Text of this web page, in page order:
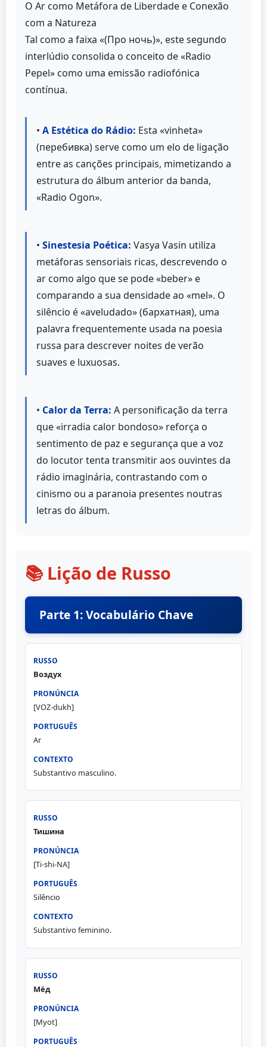
O Ar como Metáfora de Liberdade e Conexão
com a Natureza
Tal como a faixa «(Про ночь)», este segundo
interlúdio consolida o conceito de «Radio
Pepel» como uma emissão radiofónica
contínua.
• A Estética do Rádio: Esta «vinheta»
(перебивка) serve como um elo de ligação
entre as canções principais, mimetizando a
estrutura do álbum anterior da banda,
«Radio Ogon».
• Sinestesia Poética: Vasya Vasin utiliza
metáforas sensoriais ricas, descrevendo o
ar como algo que se pode «beber» e
comparando a sua densidade ao «mel». O
silêncio é «aveludado» (бархатная), uma
palavra frequentemente usada na poesia
russa para descrever noites de verão
suaves e luxuosas.
• Calor da Terra: A personificação da terra
que «irradia calor bondoso» reforça o
sentimento de paz e segurança que a voz
do locutor tenta transmitir aos ouvintes da
rádio imaginária, contrastando com o
cinismo ou a paranoia presentes noutras
letras do álbum.
📚 Lição de Russo
Parte 1: Vocabulário Chave
Воздух
[VOZ-dukh]
Ar
Substantivo masculino.
Тишина
[Ti-shi-NA]
Silêncio
Substantivo feminino.
Мёд
[Myot]